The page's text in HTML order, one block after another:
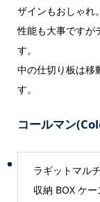
ザインもおしゃれ。
性能も大事ですが
す。
中の仕切り板は移
す。
コールマン
ラギットマル
収納 BOX ケ